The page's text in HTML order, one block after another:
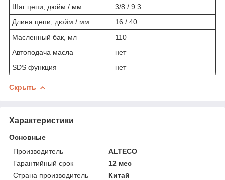
Шаг цепи, дюйм / мм
3/8 / 9.3
Длина цепи, дюйм / мм
16 / 40
Масленный бак, мл
110
Автоподача масла
нет
SDS функция
нет
Скрыть
Характеристики
Основные
Производитель
ALTECO
Гарантийный срок
12 мес
Страна производитель
Китай